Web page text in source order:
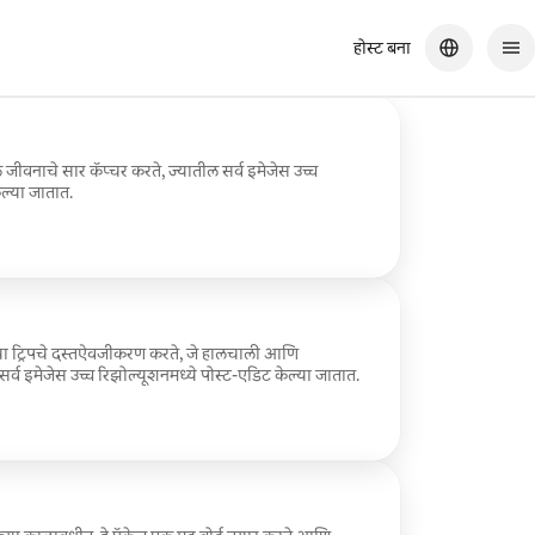
होस्ट बना
जीवनाचे सार कॅप्चर करते, ज्यातील सर्व इमेजेस उच्च
जातात.
ट्रिपचे दस्तऐवजीकरण करते, जे हालचाली आणि
इमेजेस उच्च रिझोल्यूशनमध्ये पोस्ट-एडिट केल्या जातात.